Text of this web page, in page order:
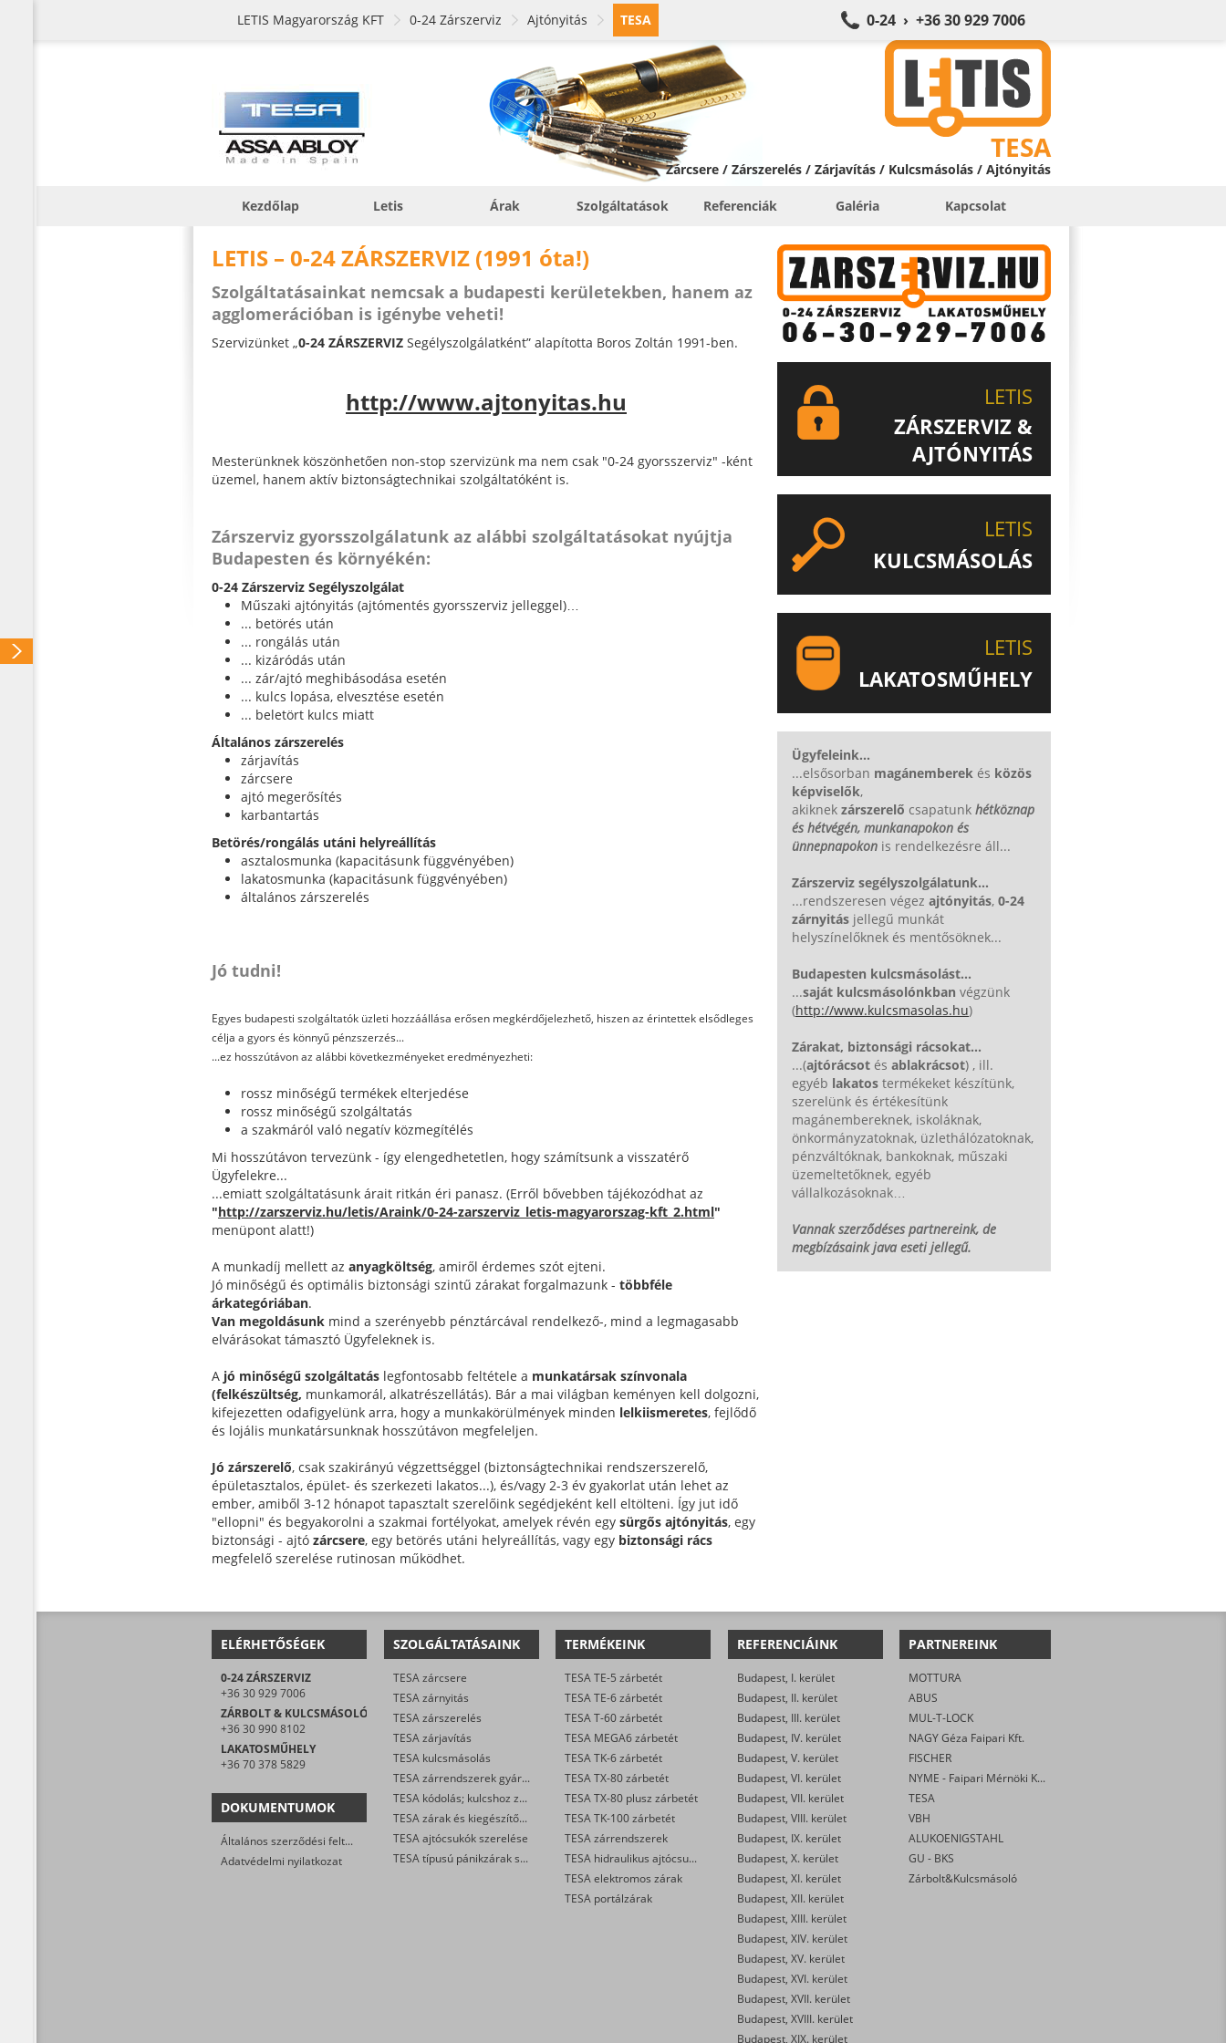
LETIS Magyarország KFT 0-24 Zárszerviz Ajtónyitás TESA 0-24 › +36 30 929 7006
TESA
Zárcsere / Zárszerelés / Zárjavítás / Kulcsmásolás / Ajtónyitás
Kezdőlap Letis Árak Szolgáltatások Referenciák Galéria Kapcsolat
LETIS – 0-24 ZÁRSZERVIZ (1991 óta!)
Szolgáltatásainkat nemcsak a budapesti kerületekben, hanem az
agglomerációban is igénybe veheti!
Szervizünket „0-24 ZÁRSZERVIZ Segélyszolgálatként” alapította Boros Zoltán 1991-ben.
http://www.ajtonyitas.hu
Mesterünknek köszönhetően non-stop szervizünk ma nem csak "0-24 gyorsszerviz" -ként
üzemel, hanem aktív biztonságtechnikai szolgáltatóként is.
Zárszerviz gyorsszolgálatunk az alábbi szolgáltatásokat nyújtja
Budapesten és környékén:
0-24 Zárszerviz Segélyszolgálat
Műszaki ajtónyitás (ajtómentés gyorsszerviz jelleggel)…
... betörés után
... rongálás után
... kizáródás után
... zár/ajtó meghibásodása esetén
... kulcs lopása, elvesztése esetén
... beletört kulcs miatt
Általános zárszerelés
zárjavítás
zárcsere
ajtó megerősítés
karbantartás
Betörés/rongálás utáni helyreállítás
asztalosmunka (kapacitásunk függvényében)
lakatosmunka (kapacitásunk függvényében)
általános zárszerelés
Jó tudni!
Egyes budapesti szolgáltatók üzleti hozzáállása erősen megkérdőjelezhető, hiszen az érintettek elsődleges
célja a gyors és könnyű pénzszerzés...
...ez hosszútávon az alábbi következményeket eredményezheti:
rossz minőségű termékek elterjedése
rossz minőségű szolgáltatás
a szakmáról való negatív közmegítélés
Mi hosszútávon tervezünk - így elengedhetetlen, hogy számítsunk a visszatérő
Ügyfelekre...
...emiatt szolgáltatásunk árait ritkán éri panasz. (Erről bővebben tájékozódhat az
"http://zarszerviz.hu/letis/Araink/0-24-zarszerviz_letis-magyarorszag-kft_2.html"
menüpont alatt!)
A munkadíj mellett az anyagköltség, amiről érdemes szót ejteni.
Jó minőségű és optimális biztonsági szintű zárakat forgalmazunk - többféle
árkategóriában.
Van megoldásunk mind a szerényebb pénztárcával rendelkező-, mind a legmagasabb
elvárásokat támasztó Ügyfeleknek is.
A jó minőségű szolgáltatás legfontosabb feltétele a munkatársak színvonala
(felkészültség, munkamorál, alkatrészellátás). Bár a mai világban keményen kell dolgozni,
kifejezetten odafigyelünk arra, hogy a munkakörülmények minden lelkiismeretes, fejlődő
és lojális munkatársunknak hosszútávon megfeleljen.
Jó zárszerelő, csak szakirányú végzettséggel (biztonságtechnikai rendszerszerelő,
épületasztalos, épület- és szerkezeti lakatos...), és/vagy 2-3 év gyakorlat után lehet az
ember, amiből 3-12 hónapot tapasztalt szerelőink segédjeként kell eltölteni. Így jut idő
"ellopni" és begyakorolni a szakmai fortélyokat, amelyek révén egy sürgős ajtónyitás, egy
biztonsági - ajtó zárcsere, egy betörés utáni helyreállítás, vagy egy biztonsági rács
megfelelő szerelése rutinosan működhet.
LETIS
ZÁRSZERVIZ &
AJTÓNYITÁS
ISMERJE MEG EGYEDÜLÁLLÓ
SZOLGÁLTATÁSUNKAT!
LETIS
KULCSMÁSOLÁS
LETIS
LAKATOSMŰHELY
Ügyfeleink...
...elsősorban magánemberek és közös
képviselők,
akiknek zárszerelő csapatunk hétköznap
és hétvégén, munkanapokon és
ünnepnapokon is rendelkezésre áll...
Zárszerviz segélyszolgálatunk...
...rendszeresen végez ajtónyitás, 0-24
zárnyitás jellegű munkát
helyszínelőknek és mentősöknek...
Budapesten kulcsmásolást...
...saját kulcsmásolónkban végzünk
(http://www.kulcsmasolas.hu)
Zárakat, biztonsági rácsokat...
...(ajtórácsot és ablakrácsot) , ill.
egyéb lakatos termékeket készítünk,
szerelünk és értékesítünk
magánembereknek, iskoláknak,
önkormányzatoknak, üzlethálózatoknak,
pénzváltóknak, bankoknak, műszaki
üzemeltetőknek, egyéb
vállalkozásoknak…
Vannak szerződéses partnereink, de
megbízásaink java eseti jellegű.
ELÉRHETŐSÉGEK
0-24 ZÁRSZERVIZ
+36 30 929 7006
ZÁRBOLT & KULCSMÁSOLÓ
+36 30 990 8102
LAKATOSMŰHELY
+36 70 378 5829
DOKUMENTUMOK
Általános szerződési feltételek
Adatvédelmi nyilatkozat
SZOLGÁLTATÁSAINK
TESA zárcsere
TESA zárnyitás
TESA zárszerelés
TESA zárjavítás
TESA kulcsmásolás
TESA zárrendszerek gyártása
TESA kódolás; kulcshoz zárbetét készítése
TESA zárak és kiegészítők kereskedelme
TESA ajtócsukók szerelése
TESA típusú pánikzárak szerelése
TERMÉKEINK
TESA TE-5 zárbetét
TESA TE-6 zárbetét
TESA T-60 zárbetét
TESA MEGA6 zárbetét
TESA TK-6 zárbetét
TESA TX-80 zárbetét
TESA TX-80 plusz zárbetét
TESA TK-100 zárbetét
TESA zárrendszerek
TESA hidraulikus ajtócsukók
TESA elektromos zárak
TESA portálzárak
REFERENCIÁINK
Budapest, I. kerület
Budapest, II. kerület
Budapest, III. kerület
Budapest, IV. kerület
Budapest, V. kerület
Budapest, VI. kerület
Budapest, VII. kerület
Budapest, VIII. kerület
Budapest, IX. kerület
Budapest, X. kerület
Budapest, XI. kerület
Budapest, XII. kerület
Budapest, XIII. kerület
Budapest, XIV. kerület
Budapest, XV. kerület
Budapest, XVI. kerület
Budapest, XVII. kerület
Budapest, XVIII. kerület
Budapest, XIX. kerület
PARTNEREINK
MOTTURA
ABUS
MUL-T-LOCK
NAGY Géza Faipari Kft.
FISCHER
NYME - Faipari Mérnöki Kar
TESA
VBH
ALUKOENIGSTAHL
GU - BKS
Zárbolt&Kulcsmásoló